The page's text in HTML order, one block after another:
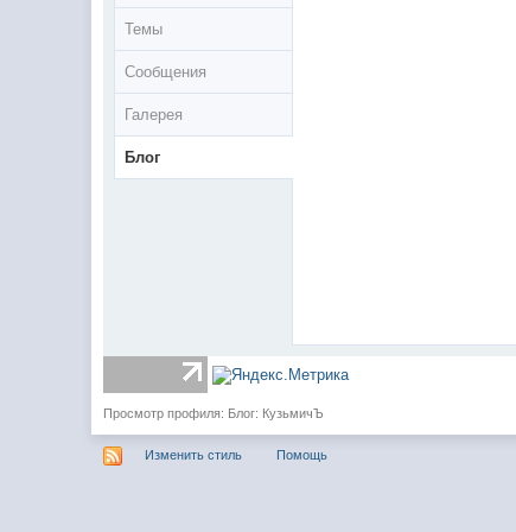
Темы
Сообщения
Галерея
Блог
Просмотр профиля: Блог: КузьмичЪ
Изменить стиль Помощь